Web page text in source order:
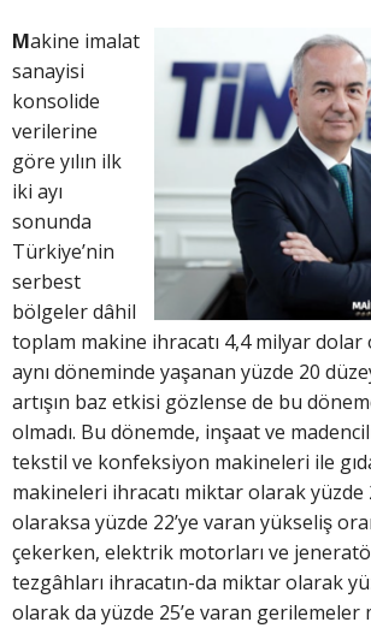
Makine imalat
sanayisi
konsolide
verilerine
göre yılın ilk
iki ayı
sonunda
Türkiye’nin
serbest
bölgeler dâhil
toplam makine ihracatı 4,4 milyar dolar
aynı döneminde yaşanan yüzde 20
artışın baz etkisi gözlense de bu
olmadı. Bu dönemde, inşaat ve
tekstil ve konfeksiyon makineleri ile
makineleri ihracatı miktar olarak yüzde
olaraksa yüzde 22’ye varan yükseliş
çekerken, elektrik motorları ve
tezgâhları ihracatın-da miktar olarak
olarak da yüzde 25’e varan gerilemeler